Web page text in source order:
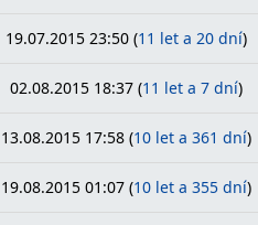
19.07.2015 23:50 (11 let a 20 dní)
02.08.2015 18:37 (11 let a 7 dní)
13.08.2015 17:58 (10 let a 361 dní)
19.08.2015 01:07 (10 let a 355 dní)